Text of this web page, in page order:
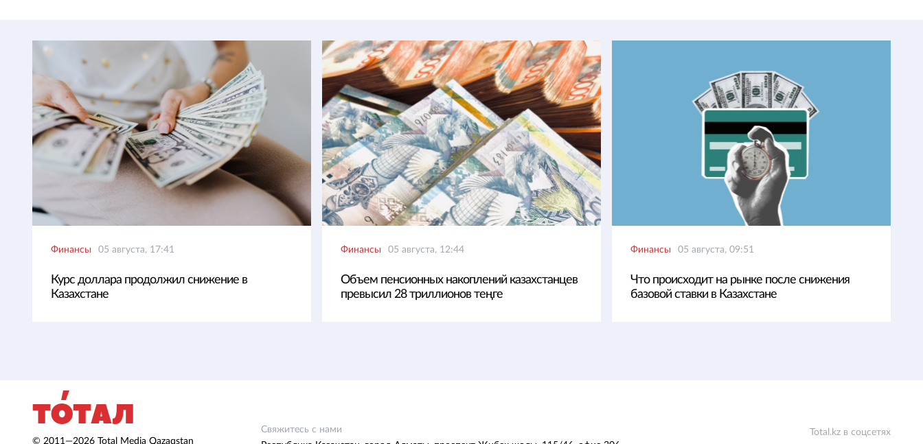
Финансы 05 августа, 17:41
Курс доллара продолжил снижение в
Казахстане
Финансы 05 августа, 12:44
Объем пенсионных накоплений казахстанцев
превысил 28 триллионов теңге
Финансы 05 августа, 09:51
Что происходит на рынке после снижения
базовой ставки в Казахстане
© 2011—2026 Total Media Qazaqstan
Свяжитесь с нами
Total.kz в соцсетях